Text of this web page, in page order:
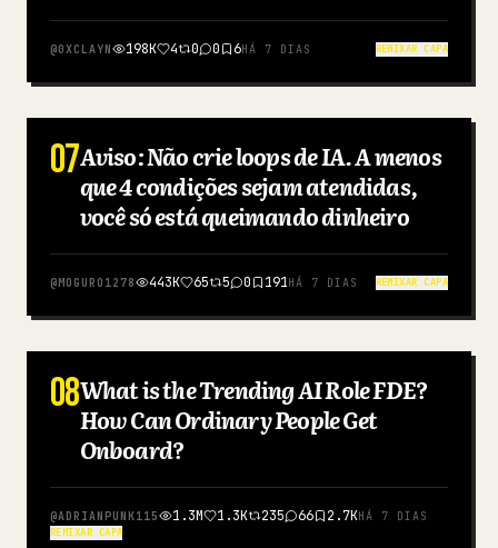
@0XCLAYN 198K 4 0 0 6HÁ 7 DIAS REMIXAR CAPA
07Aviso: Não crie loops de IA. A menos
que 4 condições sejam atendidas,
você só está queimando dinheiro
@MOGURO1278 443K 65 5 0 191HÁ 7 DIAS REMIXAR CAPA
CHINÊS
08What is the Trending AI Role FDE?
How Can Ordinary People Get
Onboard?
@ADRIANPUNK115 1.3M 1.3K 235 66 2.7KHÁ 7 DIAS
REMIXAR CAPA